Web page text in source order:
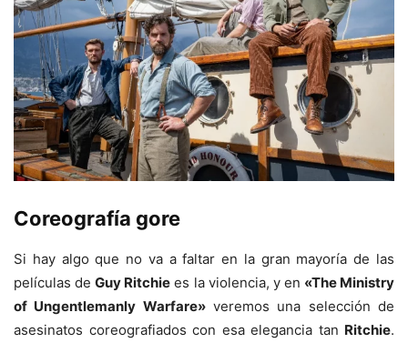
Coreografía gore
Si hay algo que no va a faltar en la gran mayoría de las
películas deGuy Ritchie es la violencia, y en «The Ministry
of Ungentlemanly Warfare»veremos una selección de
asesinatos coreografiados con esa elegancia tan Ritchie.